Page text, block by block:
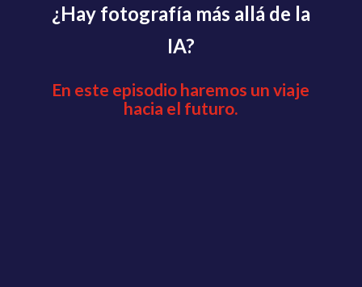
¿Hay fotografía más allá de la
IA?
En este episodio haremos un viaje
hacia el futuro.